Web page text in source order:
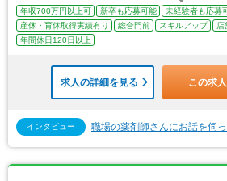
年収700万円以上可 新卒も応募可能 未経験者も応募
産休・育休取得実績有り
総合門前 スキルアップ 店
年間休日120日以上
求人の詳細を見る この求
インタビュー 職場の薬剤師さんにお話を伺